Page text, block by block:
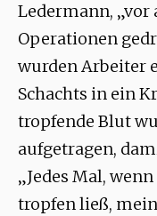
Ledermann,
Operationen
wurden Arbeiter
Schachts in ein
tropfende Blut
aufgetragen,
„Jedes Mal,
tropfen ließ,